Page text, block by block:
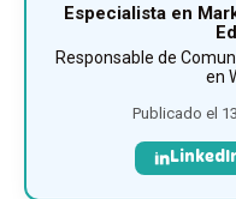
Especialista en
Responsable de
en
Publicado el